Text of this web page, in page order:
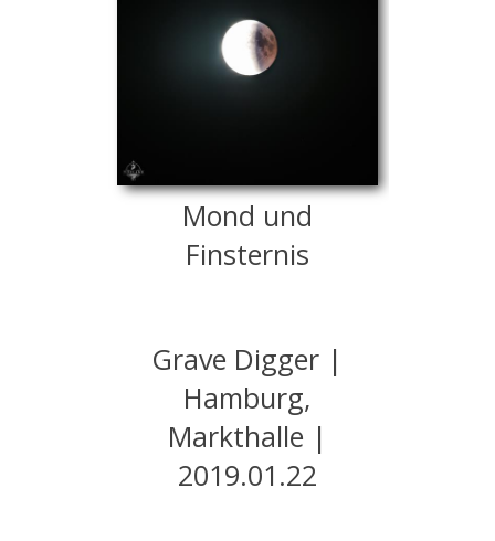
Mond und
Finsternis
Grave Digger |
Hamburg,
Markthalle |
2019.01.22